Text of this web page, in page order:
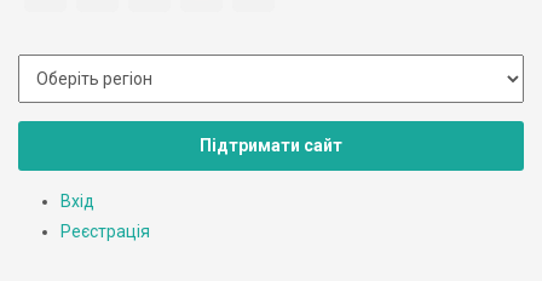
Підтримати сайт
Вхід
Реєстрація